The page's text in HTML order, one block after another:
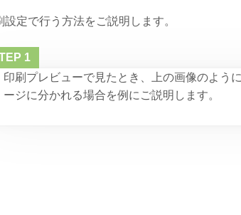
設定で行う方法をご説明します。
印刷プレビューで見たとき、上の画像のよう
ージに分かれる場合を例にご説明します。